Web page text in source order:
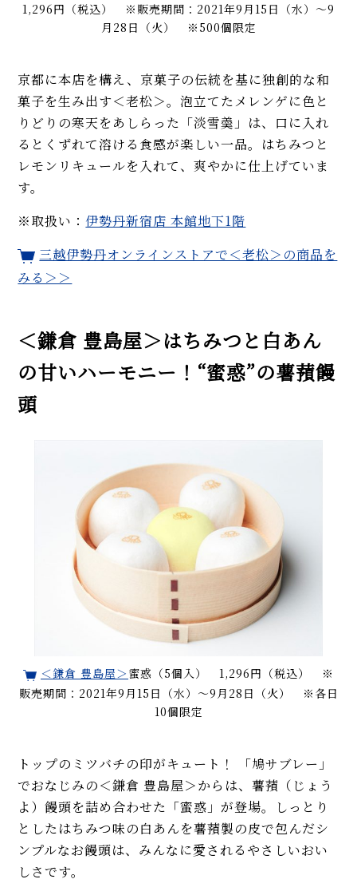
1,296円（税込） ※販売期間：2021年9月15日（水）～9
月28日（火） ※500個限定
京都に本店を構え、京菓子の伝統を基に独創的な和
菓子を生み出す＜老松＞。泡立てたメレンゲに色と
りどりの寒天をあしらった「淡雪羮」は、口に入れ
るとくずれて溶ける食感が楽しい一品。はちみつと
レモンリキュールを入れて、爽やかに仕上げていま
す。
※取扱い： 伊勢丹新宿店 本館地下1階
三越伊勢丹オンラインストアで＜老松＞の商品を
みる＞＞
＜鎌倉 豊島屋＞はちみつと白あん
の甘いハーモニー！“蜜惑”の薯蕷饅
頭
＜鎌倉 豊島屋＞ 蜜惑（5個入） 1,296円（税込） ※
販売期間：2021年9月15日（水）～9月28日（火） ※各日
10個限定
トップのミツバチの印がキュート！ 「鳩サブレー」
でおなじみの＜鎌倉 豊島屋＞からは、薯蕷（じょう
よ）饅頭を詰め合わせた「蜜惑」が登場。しっとり
としたはちみつ味の白あんを薯蕷製の皮で包んだシ
ンプルなお饅頭は、みんなに愛されるやさしいおい
しさです。